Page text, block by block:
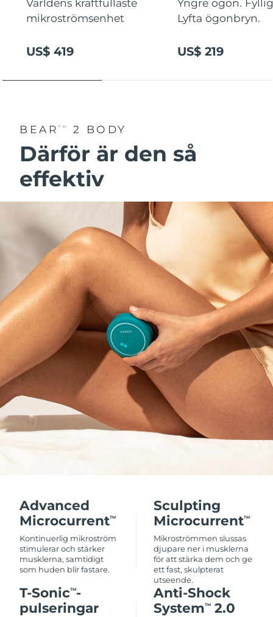
Världens kraftfullaste
mikroströmsenhet
US$ 419
Yngre ögon.
Lyfta ögonbryn.
US$ 219
BEARTM 2 BODY
Därför är den så
effektiv
Advanced
MicrocurrentTM
Kontinuerlig mikroström
stimulerar och stärker
musklerna, samtidigt
som huden blir fastare.
Sculpting
MicrocurrentTM
Mikroströmmen slussas
djupare ner i musklerna
för att stärka dem och ge
ett fast, skulpterat
utseende.
T-SonicTM-
pulseringar
Anti-Shock
SystemTM 2.0